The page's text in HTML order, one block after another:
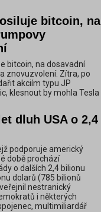
bitcoin, na
bitcoin, na dosavadní
znovuzvolení. Zítra, po
akciím typu JP
klesnout by mohla Tesla
dluh USA o 2,4
podporuje americký
době prochází
o dalších 2,4 bilionu
dolarů (785 bilionů
nestranický
i některých
multimiliardář